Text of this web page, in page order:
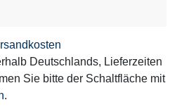
Deutschlands, Lieferzeiten
Sie bitte der Schaltfläche mit
.